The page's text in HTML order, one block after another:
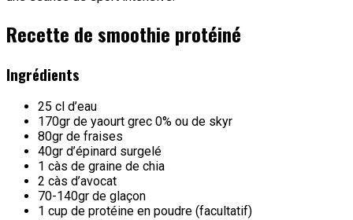
Recette de smoothie protéiné
Ingrédients
25 cl d’eau
170gr de yaourt grec 0% ou de skyr
80gr de fraises
40gr d’épinard surgelé
1 càs de graine de chia
2 càs d’avocat
70-140gr de glaçon
1 cup de protéine en poudre (facultatif)